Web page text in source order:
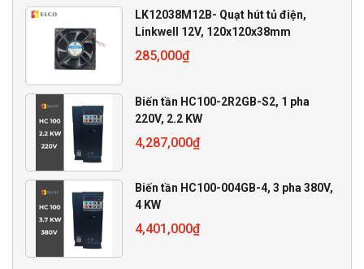
LK12038M12B- Quạt hút tủ điện,
Linkwell 12V, 120x120x38mm
285,000₫
Biến tần HC100-2R2GB-S2, 1 pha
220V, 2.2 KW
4,287,000₫
Biến tần HC100-004GB-4, 3 pha 380V,
4 KW
4,401,000₫